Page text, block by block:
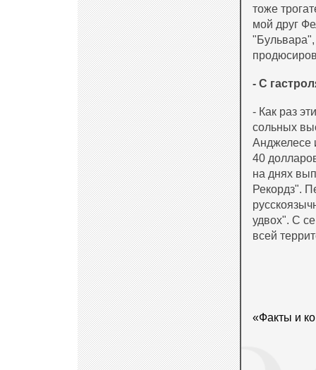
тоже
мой друг
- С
- Как раз
сольных
Анджелесе
40
на днях
Рекордз".
удвох". С
всей
«Факты и